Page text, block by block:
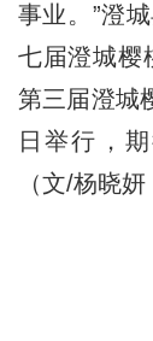
事业。”澄
七届澄城樱
第三届澄城
日举行，
（文/杨晓